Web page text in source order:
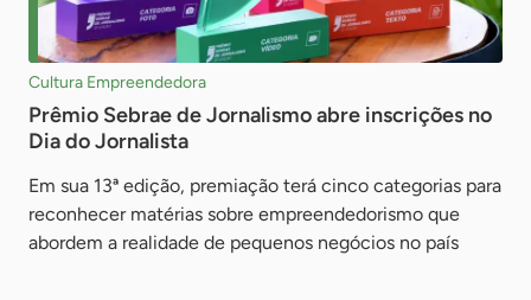
Cultura Empreendedora
Prêmio Sebrae de Jornalismo abre inscrições no
Dia do Jornalista
Em sua 13ª edição, premiação terá cinco categorias para
reconhecer matérias sobre empreendedorismo que
abordem a realidade de pequenos negócios no país